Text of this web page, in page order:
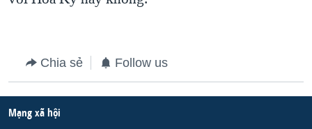
Chia sẻ Follow us
Mạng xã hội